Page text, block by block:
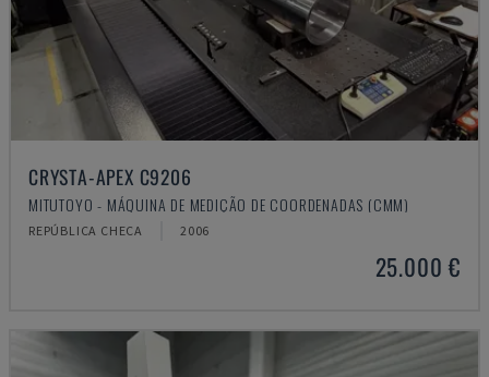
CRYSTA-APEX C9206
MITUTOYO - MÁQUINA DE MEDIÇÃO DE COORDENADAS (CMM)
REPÚBLICA CHECA 2006
25.000 €